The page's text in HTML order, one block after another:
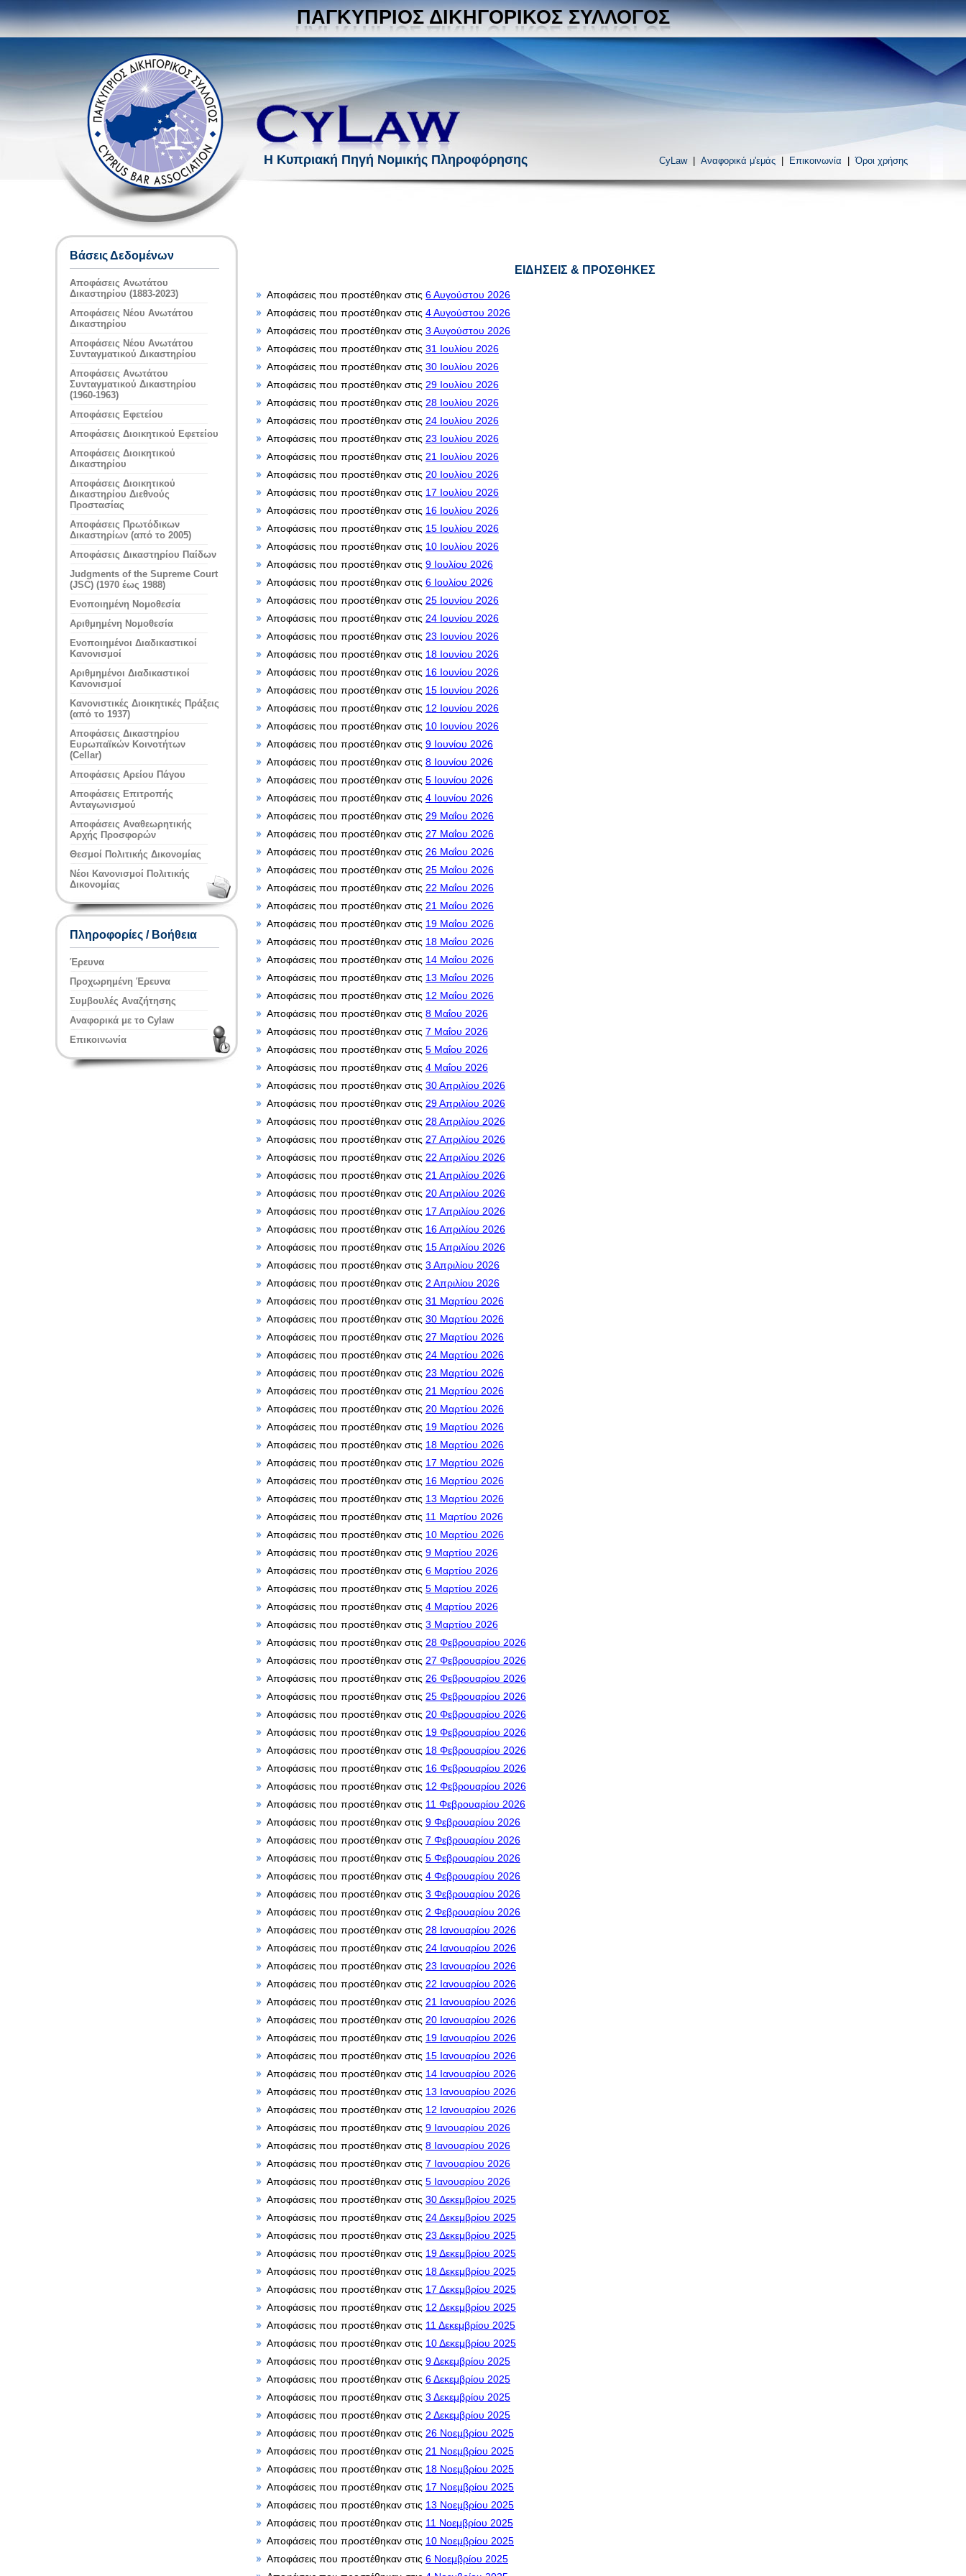
ΠΑΓΚΥΠΡΙΟΣ ΔΙΚΗΓΟΡΙΚΟΣ ΣΥΛΛΟΓΟΣ
Η Κυπριακή Πηγή Νομικής Πληροφόρησης CyLaw Αναφορικά μ'εμάς Επικοινωνία Όροι χρήσης
Βάσεις Δεδομένων
Αποφάσεις Ανωτάτου
Δικαστηρίου (1883-2023)
Αποφάσεις Νέου Ανωτάτου
Δικαστηρίου
Αποφάσεις Νέου Ανωτάτου
Συνταγματικού Δικαστηρίου
Αποφάσεις Ανωτάτου
Συνταγματικού Δικαστηρίου
(1960-1963)
Αποφάσεις Εφετείου
Αποφάσεις Διοικητικού Εφετείου
Αποφάσεις Διοικητικού
Δικαστηρίου
Αποφάσεις Διοικητικού
Δικαστηρίου Διεθνούς
Προστασίας
Αποφάσεις Πρωτόδικων
Δικαστηρίων (από το 2005)
Αποφάσεις Δικαστηρίου Παίδων
Judgments of the Supreme Court
(JSC) (1970 έως 1988)
Ενοποιημένη Νομοθεσία
Αριθμημένη Νομοθεσία
Ενοποιημένοι Διαδικαστικοί
Κανονισμοί
Αριθμημένοι Διαδικαστικοί
Κανονισμοί
Κανονιστικές Διοικητικές Πράξεις
(από το 1937)
Αποφάσεις Δικαστηρίου
Ευρωπαϊκών Κοινοτήτων
(Cellar)
Αποφάσεις Αρείου Πάγου
Αποφάσεις Επιτροπής
Ανταγωνισμού
Αποφάσεις Αναθεωρητικής
Αρχής Προσφορών
Θεσμοί Πολιτικής Δικονομίας
Νέοι Κανονισμοί Πολιτικής
Δικονομίας
Πληροφορίες / Βοήθεια
Έρευνα
Προχωρημένη Έρευνα
Συμβουλές Αναζήτησης
Αναφορικά με το Cylaw
Επικοινωνία
ΕΙΔΗΣΕΙΣ & ΠΡΟΣΘΗΚΕΣ
Αποφάσεις που προστέθηκαν στις 6 Αυγούστου 2026
Αποφάσεις που προστέθηκαν στις 4 Αυγούστου 2026
Αποφάσεις που προστέθηκαν στις 3 Αυγούστου 2026
Αποφάσεις που προστέθηκαν στις 31 Ιουλίου 2026
Αποφάσεις που προστέθηκαν στις 30 Ιουλίου 2026
Αποφάσεις που προστέθηκαν στις 29 Ιουλίου 2026
Αποφάσεις που προστέθηκαν στις 28 Ιουλίου 2026
Αποφάσεις που προστέθηκαν στις 24 Ιουλίου 2026
Αποφάσεις που προστέθηκαν στις 23 Ιουλίου 2026
Αποφάσεις που προστέθηκαν στις 21 Ιουλίου 2026
Αποφάσεις που προστέθηκαν στις 20 Ιουλίου 2026
Αποφάσεις που προστέθηκαν στις 17 Ιουλίου 2026
Αποφάσεις που προστέθηκαν στις 16 Ιουλίου 2026
Αποφάσεις που προστέθηκαν στις 15 Ιουλίου 2026
Αποφάσεις που προστέθηκαν στις 10 Ιουλίου 2026
Αποφάσεις που προστέθηκαν στις 9 Ιουλίου 2026
Αποφάσεις που προστέθηκαν στις 6 Ιουλίου 2026
Αποφάσεις που προστέθηκαν στις 25 Ιουνίου 2026
Αποφάσεις που προστέθηκαν στις 24 Ιουνίου 2026
Αποφάσεις που προστέθηκαν στις 23 Ιουνίου 2026
Αποφάσεις που προστέθηκαν στις 18 Ιουνίου 2026
Αποφάσεις που προστέθηκαν στις 16 Ιουνίου 2026
Αποφάσεις που προστέθηκαν στις 15 Ιουνίου 2026
Αποφάσεις που προστέθηκαν στις 12 Ιουνίου 2026
Αποφάσεις που προστέθηκαν στις 10 Ιουνίου 2026
Αποφάσεις που προστέθηκαν στις 9 Ιουνίου 2026
Αποφάσεις που προστέθηκαν στις 8 Ιουνίου 2026
Αποφάσεις που προστέθηκαν στις 5 Ιουνίου 2026
Αποφάσεις που προστέθηκαν στις 4 Ιουνίου 2026
Αποφάσεις που προστέθηκαν στις 29 Μαΐου 2026
Αποφάσεις που προστέθηκαν στις 27 Μαΐου 2026
Αποφάσεις που προστέθηκαν στις 26 Μαΐου 2026
Αποφάσεις που προστέθηκαν στις 25 Μαΐου 2026
Αποφάσεις που προστέθηκαν στις 22 Μαΐου 2026
Αποφάσεις που προστέθηκαν στις 21 Μαΐου 2026
Αποφάσεις που προστέθηκαν στις 19 Μαΐου 2026
Αποφάσεις που προστέθηκαν στις 18 Μαΐου 2026
Αποφάσεις που προστέθηκαν στις 14 Μαΐου 2026
Αποφάσεις που προστέθηκαν στις 13 Μαΐου 2026
Αποφάσεις που προστέθηκαν στις 12 Μαΐου 2026
Αποφάσεις που προστέθηκαν στις 8 Μαΐου 2026
Αποφάσεις που προστέθηκαν στις 7 Μαΐου 2026
Αποφάσεις που προστέθηκαν στις 5 Μαΐου 2026
Αποφάσεις που προστέθηκαν στις 4 Μαΐου 2026
Αποφάσεις που προστέθηκαν στις 30 Απριλίου 2026
Αποφάσεις που προστέθηκαν στις 29 Απριλίου 2026
Αποφάσεις που προστέθηκαν στις 28 Απριλίου 2026
Αποφάσεις που προστέθηκαν στις 27 Απριλίου 2026
Αποφάσεις που προστέθηκαν στις 22 Απριλίου 2026
Αποφάσεις που προστέθηκαν στις 21 Απριλίου 2026
Αποφάσεις που προστέθηκαν στις 20 Απριλίου 2026
Αποφάσεις που προστέθηκαν στις 17 Απριλίου 2026
Αποφάσεις που προστέθηκαν στις 16 Απριλίου 2026
Αποφάσεις που προστέθηκαν στις 15 Απριλίου 2026
Αποφάσεις που προστέθηκαν στις 3 Απριλίου 2026
Αποφάσεις που προστέθηκαν στις 2 Απριλίου 2026
Αποφάσεις που προστέθηκαν στις 31 Μαρτίου 2026
Αποφάσεις που προστέθηκαν στις 30 Μαρτίου 2026
Αποφάσεις που προστέθηκαν στις 27 Μαρτίου 2026
Αποφάσεις που προστέθηκαν στις 24 Μαρτίου 2026
Αποφάσεις που προστέθηκαν στις 23 Μαρτίου 2026
Αποφάσεις που προστέθηκαν στις 21 Μαρτίου 2026
Αποφάσεις που προστέθηκαν στις 20 Μαρτίου 2026
Αποφάσεις που προστέθηκαν στις 19 Μαρτίου 2026
Αποφάσεις που προστέθηκαν στις 18 Μαρτίου 2026
Αποφάσεις που προστέθηκαν στις 17 Μαρτίου 2026
Αποφάσεις που προστέθηκαν στις 16 Μαρτίου 2026
Αποφάσεις που προστέθηκαν στις 13 Μαρτίου 2026
Αποφάσεις που προστέθηκαν στις 11 Μαρτίου 2026
Αποφάσεις που προστέθηκαν στις 10 Μαρτίου 2026
Αποφάσεις που προστέθηκαν στις 9 Μαρτίου 2026
Αποφάσεις που προστέθηκαν στις 6 Μαρτίου 2026
Αποφάσεις που προστέθηκαν στις 5 Μαρτίου 2026
Αποφάσεις που προστέθηκαν στις 4 Μαρτίου 2026
Αποφάσεις που προστέθηκαν στις 3 Μαρτίου 2026
Αποφάσεις που προστέθηκαν στις 28 Φεβρουαρίου 2026
Αποφάσεις που προστέθηκαν στις 27 Φεβρουαρίου 2026
Αποφάσεις που προστέθηκαν στις 26 Φεβρουαρίου 2026
Αποφάσεις που προστέθηκαν στις 25 Φεβρουαρίου 2026
Αποφάσεις που προστέθηκαν στις 20 Φεβρουαρίου 2026
Αποφάσεις που προστέθηκαν στις 19 Φεβρουαρίου 2026
Αποφάσεις που προστέθηκαν στις 18 Φεβρουαρίου 2026
Αποφάσεις που προστέθηκαν στις 16 Φεβρουαρίου 2026
Αποφάσεις που προστέθηκαν στις 12 Φεβρουαρίου 2026
Αποφάσεις που προστέθηκαν στις 11 Φεβρουαρίου 2026
Αποφάσεις που προστέθηκαν στις 9 Φεβρουαρίου 2026
Αποφάσεις που προστέθηκαν στις 7 Φεβρουαρίου 2026
Αποφάσεις που προστέθηκαν στις 5 Φεβρουαρίου 2026
Αποφάσεις που προστέθηκαν στις 4 Φεβρουαρίου 2026
Αποφάσεις που προστέθηκαν στις 3 Φεβρουαρίου 2026
Αποφάσεις που προστέθηκαν στις 2 Φεβρουαρίου 2026
Αποφάσεις που προστέθηκαν στις 28 Ιανουαρίου 2026
Αποφάσεις που προστέθηκαν στις 24 Ιανουαρίου 2026
Αποφάσεις που προστέθηκαν στις 23 Ιανουαρίου 2026
Αποφάσεις που προστέθηκαν στις 22 Ιανουαρίου 2026
Αποφάσεις που προστέθηκαν στις 21 Ιανουαρίου 2026
Αποφάσεις που προστέθηκαν στις 20 Ιανουαρίου 2026
Αποφάσεις που προστέθηκαν στις 19 Ιανουαρίου 2026
Αποφάσεις που προστέθηκαν στις 15 Ιανουαρίου 2026
Αποφάσεις που προστέθηκαν στις 14 Ιανουαρίου 2026
Αποφάσεις που προστέθηκαν στις 13 Ιανουαρίου 2026
Αποφάσεις που προστέθηκαν στις 12 Ιανουαρίου 2026
Αποφάσεις που προστέθηκαν στις 9 Ιανουαρίου 2026
Αποφάσεις που προστέθηκαν στις 8 Ιανουαρίου 2026
Αποφάσεις που προστέθηκαν στις 7 Ιανουαρίου 2026
Αποφάσεις που προστέθηκαν στις 5 Ιανουαρίου 2026
Αποφάσεις που προστέθηκαν στις 30 Δεκεμβρίου 2025
Αποφάσεις που προστέθηκαν στις 24 Δεκεμβρίου 2025
Αποφάσεις που προστέθηκαν στις 23 Δεκεμβρίου 2025
Αποφάσεις που προστέθηκαν στις 19 Δεκεμβρίου 2025
Αποφάσεις που προστέθηκαν στις 18 Δεκεμβρίου 2025
Αποφάσεις που προστέθηκαν στις 17 Δεκεμβρίου 2025
Αποφάσεις που προστέθηκαν στις 12 Δεκεμβρίου 2025
Αποφάσεις που προστέθηκαν στις 11 Δεκεμβρίου 2025
Αποφάσεις που προστέθηκαν στις 10 Δεκεμβρίου 2025
Αποφάσεις που προστέθηκαν στις 9 Δεκεμβρίου 2025
Αποφάσεις που προστέθηκαν στις 6 Δεκεμβρίου 2025
Αποφάσεις που προστέθηκαν στις 3 Δεκεμβρίου 2025
Αποφάσεις που προστέθηκαν στις 2 Δεκεμβρίου 2025
Αποφάσεις που προστέθηκαν στις 26 Νοεμβρίου 2025
Αποφάσεις που προστέθηκαν στις 21 Νοεμβρίου 2025
Αποφάσεις που προστέθηκαν στις 18 Νοεμβρίου 2025
Αποφάσεις που προστέθηκαν στις 17 Νοεμβρίου 2025
Αποφάσεις που προστέθηκαν στις 13 Νοεμβρίου 2025
Αποφάσεις που προστέθηκαν στις 11 Νοεμβρίου 2025
Αποφάσεις που προστέθηκαν στις 10 Νοεμβρίου 2025
Αποφάσεις που προστέθηκαν στις 6 Νοεμβρίου 2025